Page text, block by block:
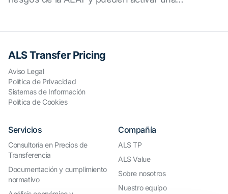
ALS Transfer Pricing
Aviso Legal
Política de Privacidad
Sistemas de Información
Política de Cookies
Servicios
Consultoría en Precios de
Transferencia
Documentación y cumplimiento
normativo
Compañía
ALS TP
ALS Value
Sobre nosotros
Nuestro equipo